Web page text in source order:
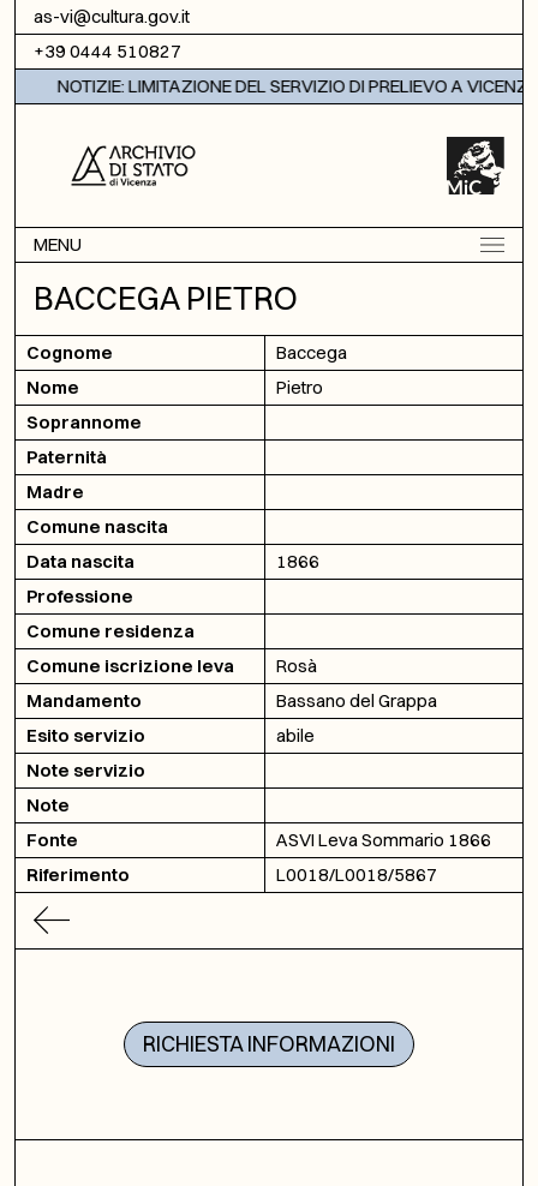
Vai al contenuto
as-vi@cultura.gov.it
+39 0444 510827
NOTIZIE: LIMITAZIONE DEL SERVIZIO DI PRELIEVO A VICENZA
MENU
BACCEGA PIETRO
Cognome
Baccega
Nome
Pietro
Soprannome
Paternità
Madre
Comune nascita
Data nascita
1866
Professione
Comune residenza
Comune iscrizione leva
Rosà
Mandamento
Bassano del Grappa
Esito servizio
abile
Note servizio
Note
Fonte
ASVI Leva Sommario 1866
Riferimento
L0018/L0018/5867
RICHIESTA INFORMAZIONI